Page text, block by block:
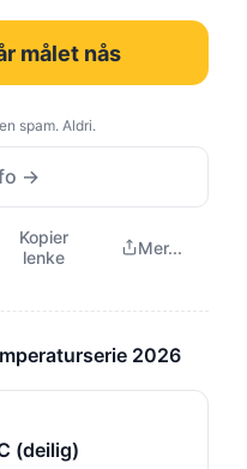
målet nås
spam. Aldri.
→
Kopier
lenke
Mer...
2026
(deilig)